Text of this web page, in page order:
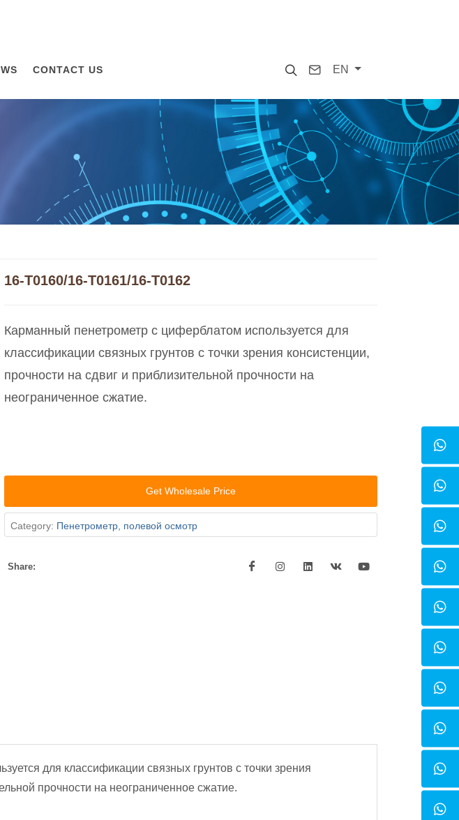
SearchContact
EN
CONTACT US
16-T0160/16-T0161/16-T0162
Карманный пенетрометр с циферблатом используется для
классификации связных грунтов с точки зрения консистенции,
прочности на сдвиг и приблизительной прочности на
неограниченное сжатие.
Get Wholesale Price
Category: Пенетрометр, полевой осмотр
Share:
для классификации связных грунтов с точки зрения
прочности на неограниченное сжатие.